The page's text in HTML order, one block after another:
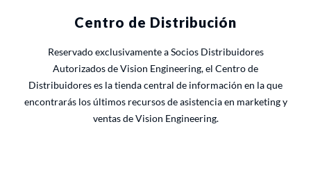
Centro de Distribución
Reservado exclusivamente a Socios Distribuidores
Autorizados de Vision Engineering, el Centro de
Distribuidores es la tienda central de información en la que
encontrarás los últimos recursos de asistencia en marketing y
ventas de Vision Engineering.